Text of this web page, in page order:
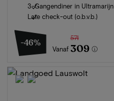
3-Gangendiner in Ultramarijn
Late check-out (o.b.v.b.)
-46%
Vanaf
571
309